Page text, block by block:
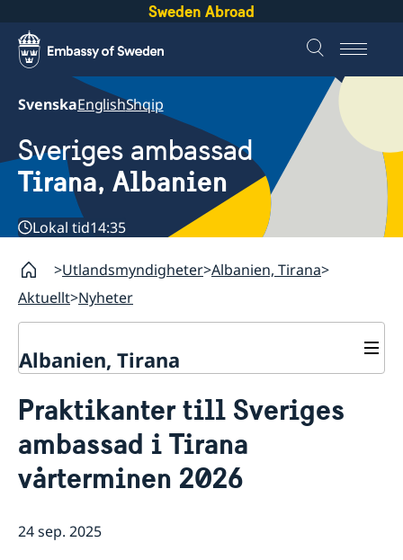
Sweden Abroad
SvenskaEnglishShqip
Sveriges ambassad
Tirana, Albanien
Lokal tid14:35
Utlandsmyndigheter Albanien, Tirana
Aktuellt Nyheter
Albanien, Tirana
Om oss
Ambassadör
Så stöttar vi svenska företag
Vi är en resurs för svenska företag
Team Sweden
Svenska företag i Albanien
Aktuellt
Praktikanter till Sveriges
ambassad i Tirana
vårterminen 2026
24 sep. 2025